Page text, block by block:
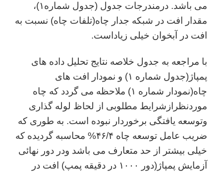
می باشد. درمندرجات جدول (جدول شماره۱)،
مقدار افت در شبکه جدار چاه(تلفات چاه) نسبت به
افت در آبخوان خیلی زیاداست.
با مراجعه به جدول خلاصه نتایج تحلیل داده های
پمپاژ(جدول شماره ۱) و نمودار افت های
چاه(نمودار شماره ۱) ملاحظه می گردد که چاه
موردنظرازشرایط مطلوبی از لحاظ لوله گذاری
وتوسعه یافتگی برخوردار نبوده است. به طوری که
ضریب عامل توسعه چاه ۴۶/۴% محاسبه گردیده که
خیلی بیشتر از حد متعارف می باشد ودر دور نهائی
آزمایش پمپاژ(دور ۱۰۰۰ در دقیقه پمپ) افت در